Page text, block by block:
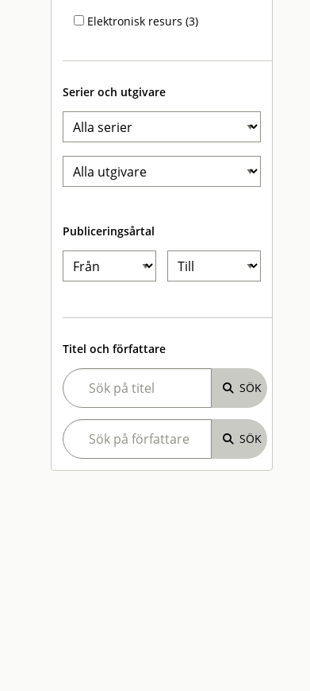
Elektronisk resurs (3)
Serier och utgivare
Publiceringsårtal
Titel och författare